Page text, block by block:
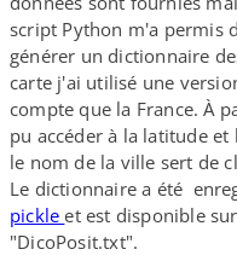
script Python m'a permis
générer un dictionnaire
carte j'ai utilisé une
compte que la France. À
pu accéder à la latitude
le nom de la ville sert de
Le dictionnaire a été
pickleet est disponible
"DicoPosit.txt".